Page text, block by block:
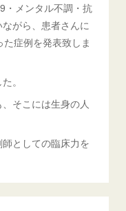
・メンタル不調・抗
がら、患者さんに
症例を発表致しま
。
そこには生身の人
としての臨床力を